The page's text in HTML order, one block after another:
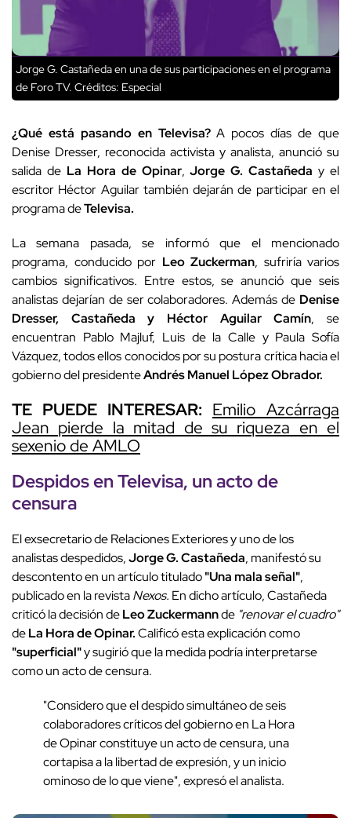
Jorge G. Castañeda en una de sus participaciones en el programa
de Foro TV. Créditos: Especial
¿Qué está pasando en Televisa?A pocos días de que
Denise Dresser, reconocida activista y analista, anunció su
salida de La Hora de Opinar,Jorge G. Castañeda y el
escritor Héctor Aguilar también dejarán de participar en el
programa deTelevisa.
La semana pasada, se informó que el mencionado
programa, conducido por Leo Zuckerman, sufriría varios
cambios significativos. Entre estos, se anunció que seis
analistas dejarían de ser colaboradores. Además de Denise
Dresser, Castañeda y Héctor Aguilar Camín, se
encuentran Pablo Majluf, Luis de la Calle y Paula Sofía
Vázquez, todos ellos conocidos por su postura crítica hacia el
gobierno del presidenteAndrés Manuel López Obrador.
TE PUEDE INTERESAR: Emilio Azcárraga
Jean pierde la mitad de su riqueza en el
sexenio de AMLO
Despidos en Televisa, un acto de
censura
El exsecretario de Relaciones Exteriores y uno de los
analistas despedidos,Jorge G. Castañeda, manifestó su
descontento en un artículo titulado"Una mala señal",
publicado en la revistaNexos. En dicho artículo, Castañeda
criticó la decisión deLeo Zuckermannde "renovar el cuadro"
deLa Hora de Opinar.Calificó esta explicación como
"superficial"y sugirió que la medida podría interpretarse
como un acto de censura.
"Considero que el despido simultáneo de seis
colaboradores críticos del gobierno en La Hora
de Opinar constituye un acto de censura, una
cortapisa a la libertad de expresión, y un inicio
ominoso de lo que viene", expresó el analista.